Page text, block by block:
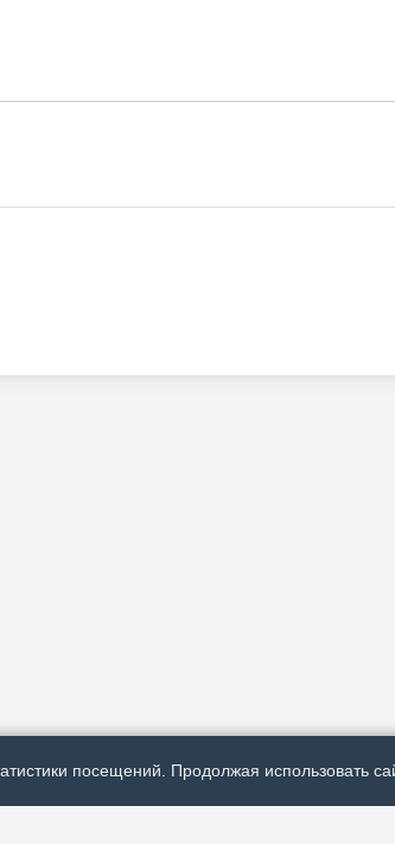
посещений. Продолжая использовать